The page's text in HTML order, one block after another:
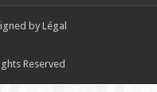
by Légal
Reserved